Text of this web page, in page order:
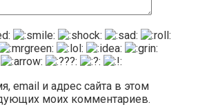
email и адрес сайта в этом
моих комментариев.